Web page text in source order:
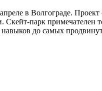
в Волгограде.
парк примечателен
до самых